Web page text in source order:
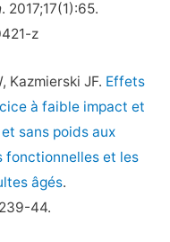
. 2017;17(1):65.
z
Kazmierski JF. Effets
à faible impact et
sans poids aux
fonctionnelles et les
âgés.
44.